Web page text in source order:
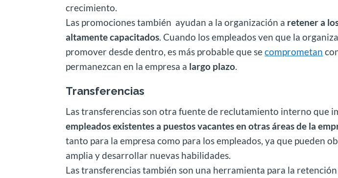
crecimiento.
Las promociones también ayudan a la organización a retener a
altamente capacitados. Cuando los empleados ven que la
promover desde dentro, es más probable que secomprometan
permanezcan en la empresa a largo plazo.
Transferencias
Las transferencias son otra fuente de reclutamiento interno que
empleados existentes a puestos vacantes en otras áreas de la
tanto para la empresa como para los empleados, ya que pueden
amplia y desarrollar nuevas habilidades.
Las transferencias también son una herramienta para la